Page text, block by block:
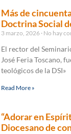
Más de
Doctrina Social
3 marzo, 2026 No hay
El rector del
José Feria Toscano,
teológicos de la DSI»
Read More »
“Adorar en
Diocesano de